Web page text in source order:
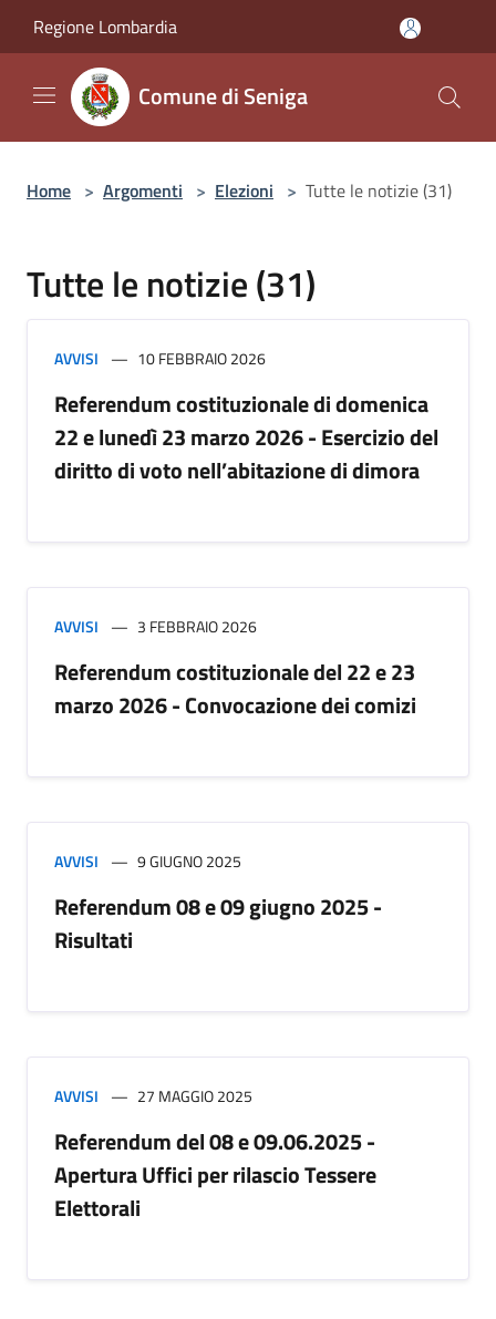
Regione Lombardia
Comune di Seniga
Home > Argomenti > Elezioni > Tutte le notizie (31)
Tutte le notizie (31)
AVVISI 10 FEBBRAIO 2026
Referendum costituzionale di domenica
22 e lunedì 23 marzo 2026 - Esercizio del
diritto di voto nell’abitazione di dimora
AVVISI 3 FEBBRAIO 2026
Referendum costituzionale del 22 e 23
marzo 2026 - Convocazione dei comizi
AVVISI 9 GIUGNO 2025
Referendum 08 e 09 giugno 2025 -
Risultati
AVVISI 27 MAGGIO 2025
Referendum del 08 e 09.06.2025 -
Apertura Uffici per rilascio Tessere
Elettorali